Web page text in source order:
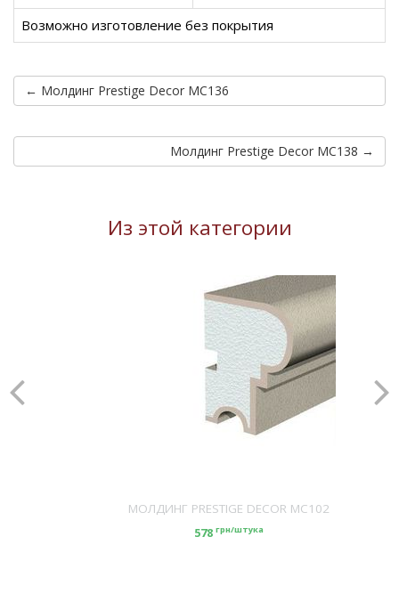
Возможно изготовление без покрытия
← Молдинг Prestige Decor MC136
Молдинг Prestige Decor MC138 →
Из этой категории
МОЛДИНГ PRESTIGE DECOR MC102
578 грн/штука